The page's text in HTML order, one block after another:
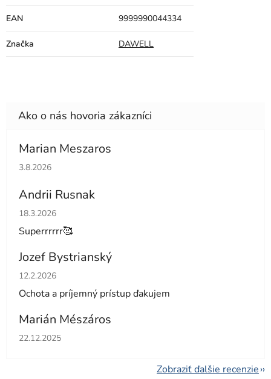
EAN 9999990044334
Značka DAWELL
Marian Meszaros
Hodnotenie obchodu je 5 z 5 hviezdičiek.
3.8.2026
Andrii Rusnak
Hodnotenie obchodu je 5 z 5 hviezdičiek.
18.3.2026
Superrrrrr🥰
Jozef Bystrianský
Hodnotenie obchodu je 5 z 5 hviezdičiek.
12.2.2026
Ochota a príjemný prístup ďakujem
Marián Mészáros
Hodnotenie obchodu je 5 z 5 hviezdičiek.
22.12.2025
Zobraziť ďalšie recenzie